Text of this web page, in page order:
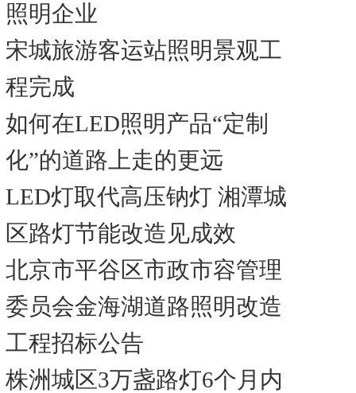
照明企业
宋城旅游客运站照明景观工
程完成
如何在LED照明产品“定制
化”的道路上走的更远
LED灯取代高压钠灯 湘潭城
区路灯节能改造见成效
北京市平谷区市政市容管理
委员会金海湖道路照明改造
工程招标公告
株洲城区3万盏路灯6个月内